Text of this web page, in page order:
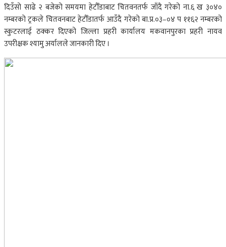
दिउँसो साढे २ बजेको समयमा हेटौँडाबाट चितवनतर्फ जाँदै गरेको ना.६ ख ३०४०
नम्बरको ट्रकले चितवनबाट हेटौँडातर्फ आउँदै गरेको बा.प्र.०३–०४ प ११६२ नम्बरको
स्कुटरलाई ठक्कर दिएको जिल्ला प्रहरी कार्यालय मकवानपुरका प्रहरी नायव
उपरीक्षक श्यामु अर्यालले जानकारी दिए ।